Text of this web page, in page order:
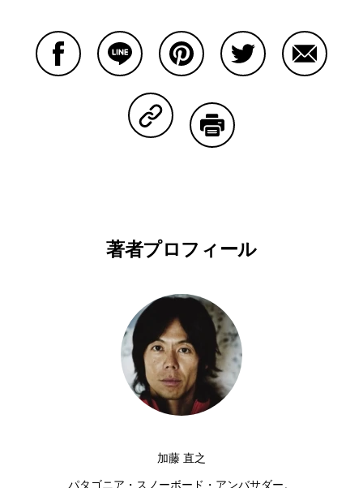
Copy Linkで共有する
著者プロフィール
加藤 直之
パタゴニア・スノーボード・アンバサダー。